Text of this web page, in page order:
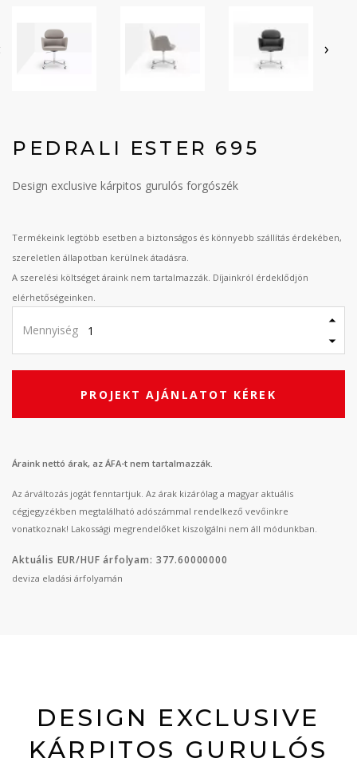
›
PEDRALI ESTER 695
Design exclusive kárpitos gurulós forgószék
Termékeink legtöbb esetben a biztonságos és könnyebb szállítás érdekében,
szereletlen állapotban kerülnek átadásra.
A szerelési költséget áraink nem tartalmazzák. Díjainkról érdeklődjön
elérhetőségeinken.
Mennyiség
PROJEKT AJÁNLATOT KÉREK
Áraink nettó árak, az ÁFA-t nem tartalmazzák.
Az árváltozás jogát fenntartjuk. Az árak kizárólag a magyar aktuális
cégjegyzékben megtalálható adószámmal rendelkező vevőinkre
vonatkoznak! Lakossági megrendelőket kiszolgálni nem áll módunkban.
Aktuális EUR/HUF árfolyam: 377.60000000
deviza eladási árfolyamán
DESIGN EXCLUSIVE
KÁRPITOS GURULÓS